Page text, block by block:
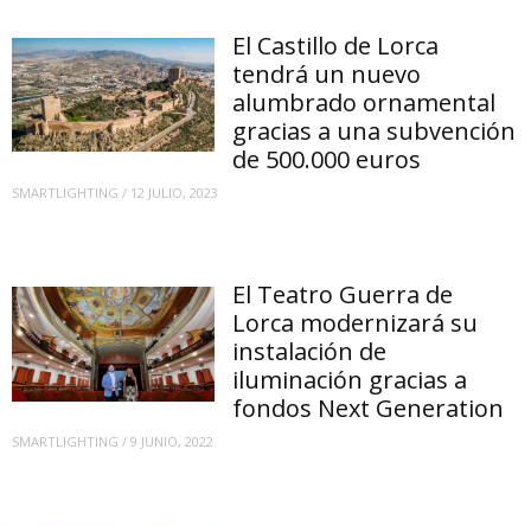
El Castillo de Lorca
tendrá un nuevo
alumbrado ornamental
gracias a una subvención
de 500.000 euros
SMARTLIGHTING / 12 JULIO, 2023
El Teatro Guerra de
Lorca modernizará su
instalación de
iluminación gracias a
fondos Next Generation
SMARTLIGHTING / 9 JUNIO, 2022